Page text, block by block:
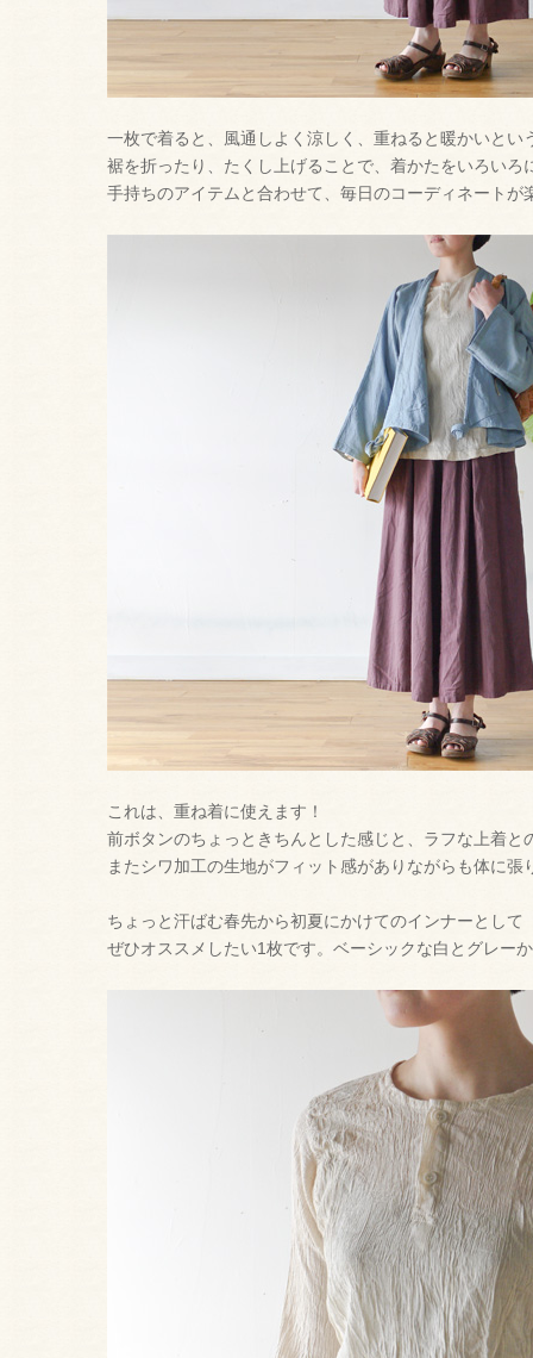
一枚で着ると、風通しよく涼しく、重ねると暖かいとい
裾を折ったり、たくし上げることで、着かたをいろいろ
手持ちのアイテムと合わせて、毎日のコーディネートが
これは、重ね着に使えます！
前ボタンのちょっときちんとした感じと、ラフな上着と
またシワ加工の生地がフィット感がありながらも体に
ちょっと汗ばむ春先から初夏にかけてのインナーとして
ぜひオススメしたい1枚です。ベーシックな白とグレー